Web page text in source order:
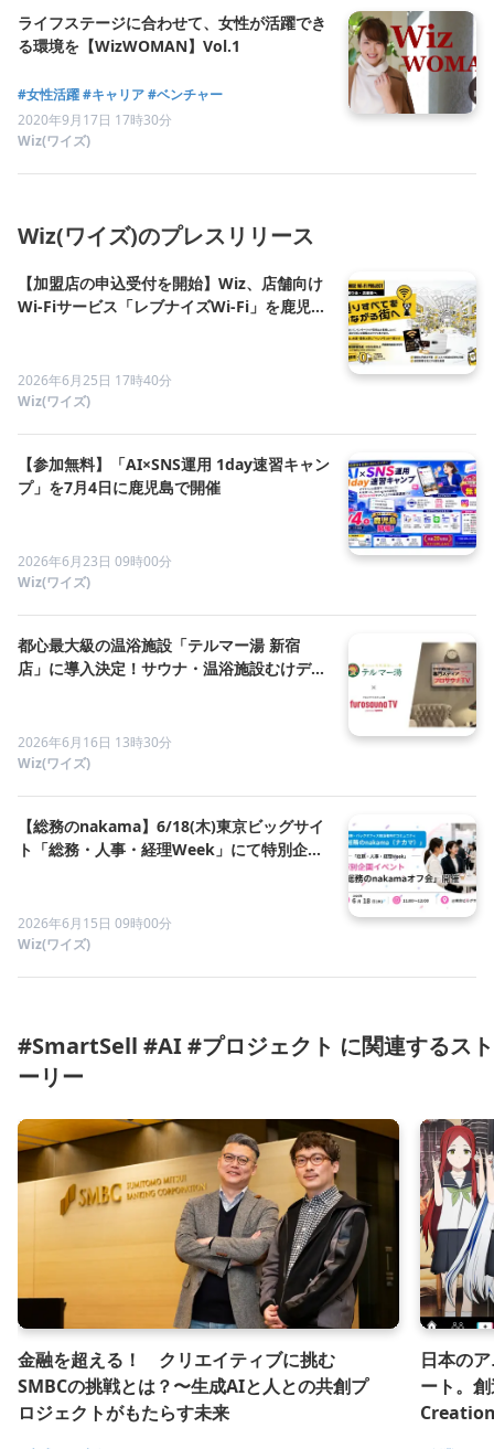
ライフステージに合わせて、女性が活躍でき
る環境を【WizWOMAN】Vol.1
#女性活躍#キャリア#ベンチャー
2020年9月17日 17時30分
Wiz(ワイズ)
Wiz(ワイズ)のプレスリリース
【加盟店の申込受付を開始】Wiz、店舗向け
Wi-Fiサービス「レブナイズWi-Fi」を鹿児島
2026年6月25日 17時40分
Wiz(ワイズ)
【参加無料】「AI×SNS運用 1day速習キャン
プ」を7月4日に鹿児島で開催
2026年6月23日 09時00分
Wiz(ワイズ)
都心最大級の温浴施設「テルマー湯 新宿
店」に導入決定！サウナ・温浴施設むけデジ
2026年6月16日 13時30分
Wiz(ワイズ)
【総務のnakama】6/18(木)東京ビッグサイ
ト「総務・人事・経理Week」にて特別企画
2026年6月15日 09時00分
Wiz(ワイズ)
#SmartSell #AI #プロジェクト に関連するスト
ーリー
金融を超える！ クリエイティブに挑む
SMBCの挑戦とは？〜生成AIと人との共創プ
ロジェクトがもたらす未来
日本の
ート。